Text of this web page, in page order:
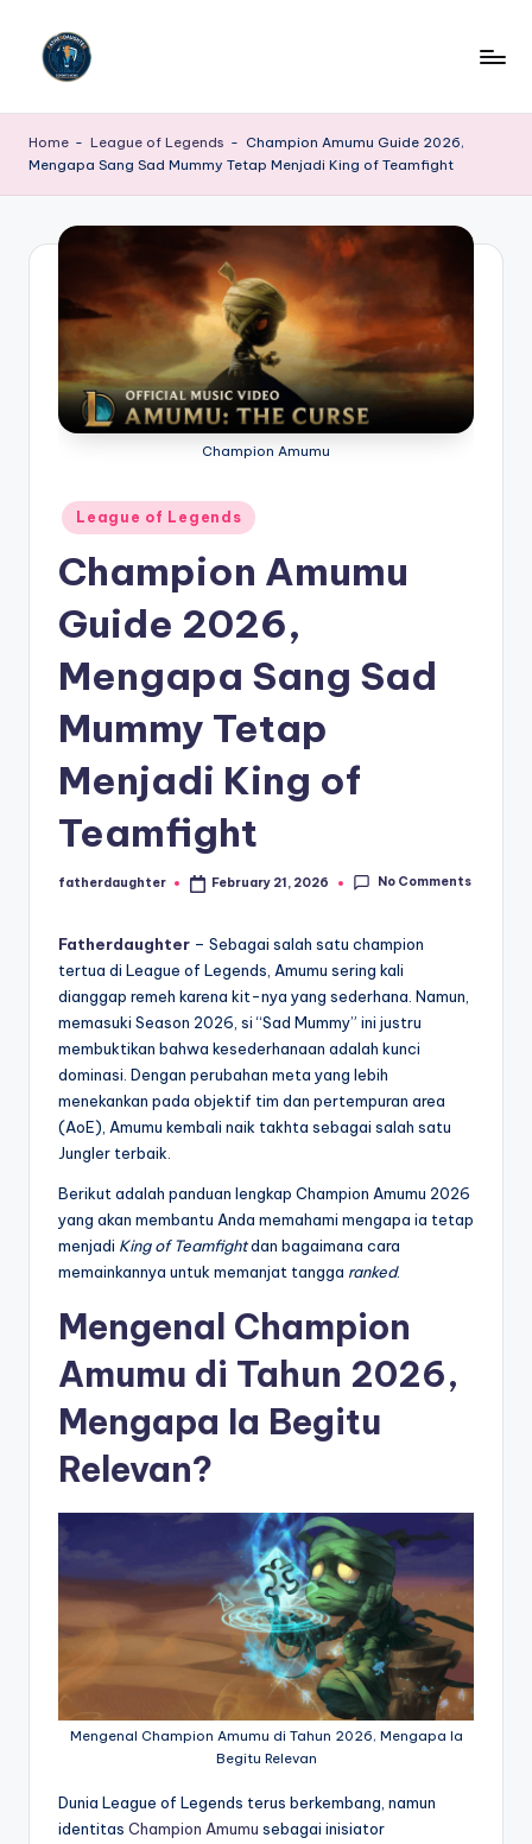
o
r
ri
E-
adalah
dan
informasi
terdepan
yang
secara
update,
analisis,
dan
liputan
mendalam
dunia
sport
gaming
Home - League of Legends - Champion Amumu Guide 2026,
Mengapa Sang Sad Mummy Tetap Menjadi King of Teamfight
Champion Amumu
Posted
in
League of Legends
Champion Amumu
Guide 2026,
Mengapa Sang Sad
Mummy Tetap
Menjadi King of
Teamfight
Posted
fatherdaughter February 21, 2026 No Comments
Fatherdaughter – Sebagai salah satu champion
tertua di League of Legends, Amumu sering kali
dianggap remeh karena kit-nya yang sederhana. Namun,
memasuki Season 2026, si “Sad Mummy” ini justru
membuktikan bahwa kesederhanaan adalah kunci
dominasi. Dengan perubahan meta yang lebih
menekankan pada objektif tim dan pertempuran area
(AoE), Amumu kembali naik takhta sebagai salah satu
Jungler terbaik.
Berikut adalah panduan lengkap Champion Amumu 2026
yang akan membantu Anda memahami mengapa ia tetap
menjadi King of Teamfightdan bagaimana cara
memainkannya untuk memanjat tangga ranked.
Mengenal Champion
Amumu di Tahun 2026,
Mengapa Ia Begitu
Relevan?
Mengenal Champion Amumu di Tahun 2026, Mengapa Ia
Begitu Relevan
Dunia League of Legends terus berkembang, namun
identitas Champion Amumu sebagai inisiator